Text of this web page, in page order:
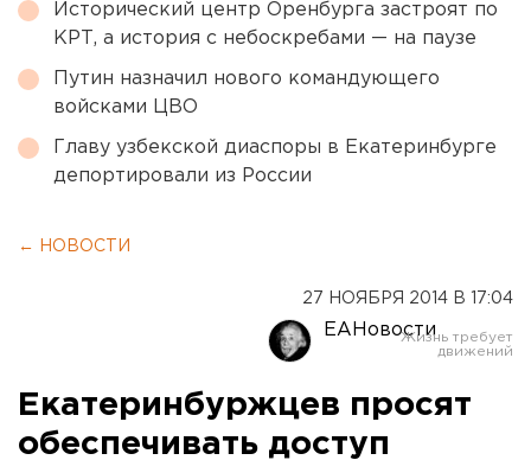
Исторический центр Оренбурга застроят по
КРТ, а история с небоскребами — на паузе
Путин назначил нового командующего
войсками ЦВО
Главу узбекской диаспоры в Екатеринбурге
депортировали из России
← НОВОСТИ
27 НОЯБРЯ 2014 В 17:04
ЕАНовости
Екатеринбуржцев просят
обеспечивать доступ